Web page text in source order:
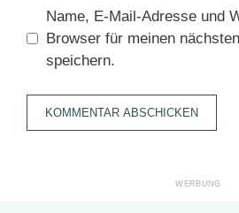
Adresse
Name, E-Mail-Adresse und
Browser für meinen
speichern.